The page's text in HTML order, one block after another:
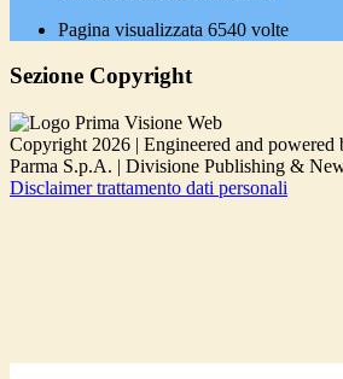
Pagina visualizzata 6540 volte
Sezione Copyright
Copyright 2026 | Engineered and powered
Parma S.p.A. | Divisione Publishing &
Disclaimer trattamento dati personali